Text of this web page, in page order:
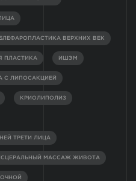
БЛЕФАРОПЛАСТИКА ВЕРХНИХ ВЕК
ПЛАСТИКА ИШЭМ
С ЛИПОСАКЦИЕЙ
КРИОЛИПОЛИЗ
ТРЕТИ ЛИЦА
МАССАЖ ЖИВОТА